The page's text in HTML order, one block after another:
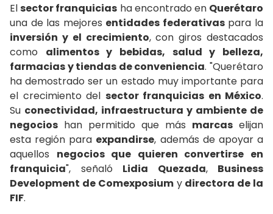
Elsector franquicias ha encontrado en Querétaro
una de las mejores entidades federativaspara la
inversión y el crecimiento, con giros destacados
como alimentos y bebidas, salud y belleza,
farmacias y tiendas de conveniencia. "Querétaro
ha demostrado ser un estado muy importante para
el crecimiento del sector franquicias en México.
Su conectividad, infraestructura y ambiente de
negocios han permitido que más marcas elijan
esta región para expandirse, además de apoyar a
aquellos negocios que quieren convertirse en
franquicia", señaló Lidia Quezada, Business
Development de Comexposiumy directora de la
FIF.